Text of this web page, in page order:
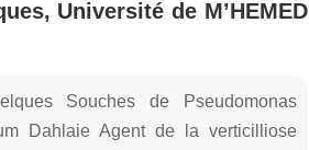
Université de M’HEMED
Souches de Pseudomonas
Dahlaie Agent de la verticilliose